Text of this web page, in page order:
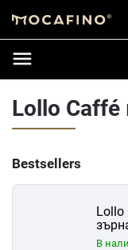
Lollo Caffé
Bestsellers
Lollo
В